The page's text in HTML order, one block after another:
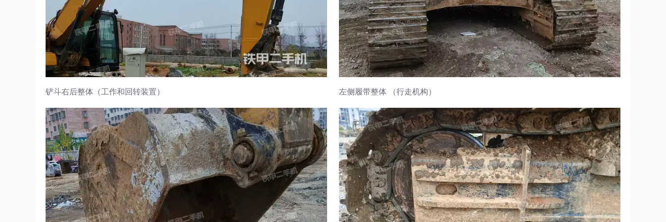
铲斗右后整体（工作和回转装置） 左侧履带整体 （行走机构）